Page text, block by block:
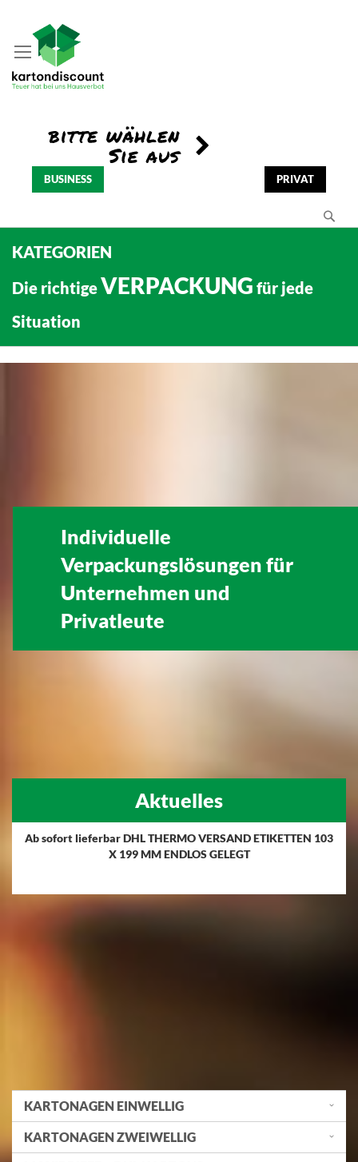
BUSINESS PRIVAT
KATEGORIEN
Die richtigeVERPACKUNG für jede
Situation
Individuelle
Verpackungslösungen für
Unternehmen und
Privatleute
Aktuelles
Ab sofort lieferbar DHL THERMO VERSAND ETIKETTEN 103
X 199 MM ENDLOS GELEGT
KARTONAGEN EINWELLIG
KARTONAGEN ZWEIWELLIG